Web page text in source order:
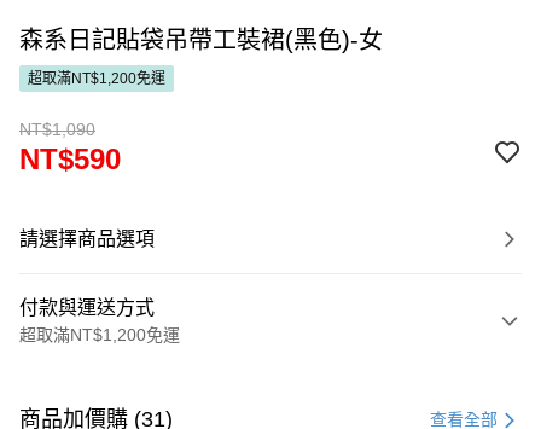
森系日記貼袋吊帶工裝裙(黑色)-女
超取滿NT$1,200免運
NT$1,090
NT$590
請選擇商品選項
付款與運送方式
超取滿NT$1,200免運
信用卡一次付款
商品加價購 (31) 查看全部